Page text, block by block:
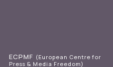
ECPMF (European Centre for
Press & Media Freedom)